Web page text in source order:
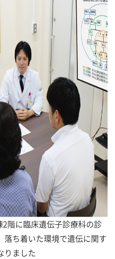
階に臨床遺伝子診療科の診
ち着いた環境で遺伝に関す
りました